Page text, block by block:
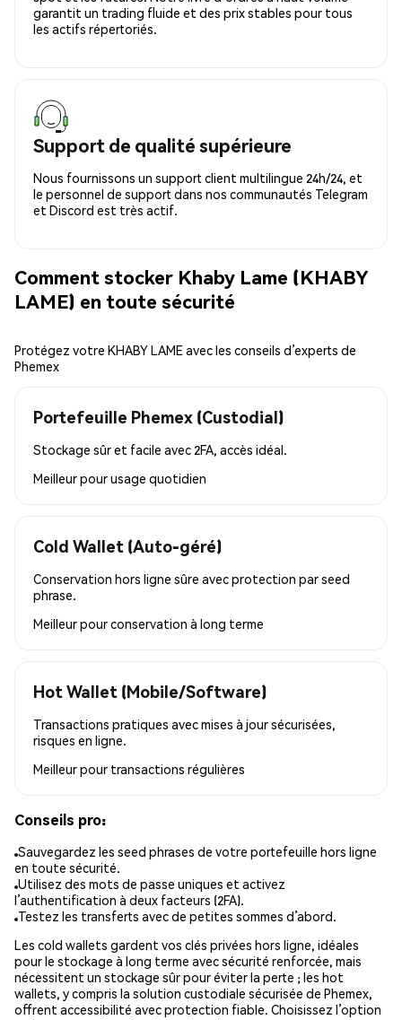
garantit un trading fluide et des prix stables pour tous
les actifs répertoriés.
Support de qualité supérieure
Nous fournissons un support client multilingue 24h/24, et
le personnel de support dans nos communautés Telegram
et Discord est très actif.
Comment stocker Khaby Lame (KHABY
LAME) en toute sécurité
Protégez votre KHABY LAME avec les conseils d’experts de
Phemex
Portefeuille Phemex (Custodial)
Stockage sûr et facile avec 2FA, accès idéal.
Meilleur pourusage quotidien
Cold Wallet (Auto-géré)
Conservation hors ligne sûre avec protection par seed
phrase.
Meilleur pourconservation à long terme
Hot Wallet (Mobile/Software)
Transactions pratiques avec mises à jour sécurisées,
risques en ligne.
Meilleur pour transactions régulières
Conseils pro:
Sauvegardez les seed phrases de votre portefeuille hors ligne
en toute sécurité.
Utilisez des mots de passe uniques et activez
l’authentification à deux facteurs (2FA).
Testez les transferts avec de petites sommes d’abord.
Les cold wallets gardent vos clés privées hors ligne, idéales
pour le stockage à long terme avec sécurité renforcée, mais
nécessitent un stockage sûr pour éviter la perte ; les hot
wallets, y compris la solution custodiale sécurisée de Phemex,
offrent accessibilité avec protection fiable. Choisissez l’option